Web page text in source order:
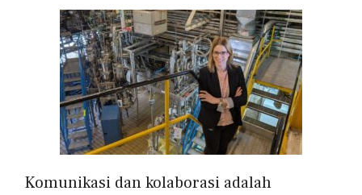
Komunikasi dan kolaborasi adalah